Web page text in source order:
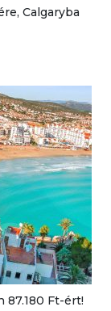
Calgaryba
87.180 Ft-ért!